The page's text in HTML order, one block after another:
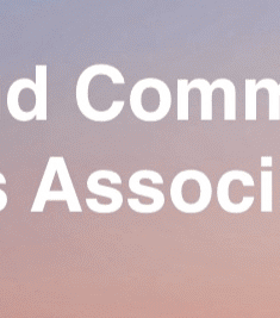
colonnes affichées
des réseaux sociaux